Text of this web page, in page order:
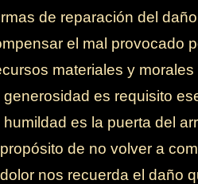
de reparación del
el mal provocado
materiales y
generosidad es requisito
humildad es la puerta del
de no volver a
nos recuerda el daño